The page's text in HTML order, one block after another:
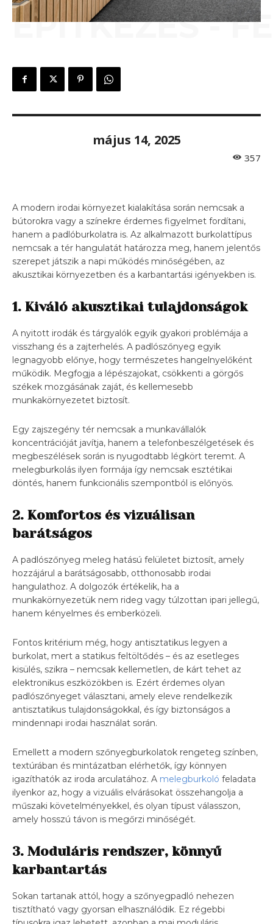
ÉPÍTKEZÉS -
május 14, 2025
357
A modern irodai környezet kialakítása során nemcsak a
bútorokra vagy a színekre érdemes figyelmet fordítani,
hanem a padlóburkolatra is. Az alkalmazott burkolattípus
nemcsak a tér hangulatát határozza meg, hanem jelentős
szerepet játszik a napi működés minőségében, az
akusztikai környezetben és a karbantartási igényekben is.
1. Kiváló akusztikai tulajdonságok
A nyitott irodák és tárgyalók egyik gyakori problémája a
visszhang és a zajterhelés. A padlószőnyeg egyik
legnagyobb előnye, hogy természetes hangelnyelőként
működik. Megfogja a lépészajokat, csökkenti a görgős
székek mozgásának zaját, és kellemesebb
munkakörnyezetet biztosít.
Egy zajszegény tér nemcsak a munkavállalók
koncentrációját javítja, hanem a telefonbeszélgetések és
megbeszélések során is nyugodtabb légkört teremt. A
melegburkolás ilyen formája így nemcsak esztétikai
döntés, hanem funkcionális szempontból is előnyös.
2. Komfortos és vizuálisan
barátságos
A padlószőnyeg meleg hatású felületet biztosít, amely
hozzájárul a barátságosabb, otthonosabb irodai
hangulathoz. A dolgozók értékelik, ha a
munkakörnyezetük nem rideg vagy túlzottan ipari jellegű,
hanem kényelmes és emberközeli.
Fontos kritérium még, hogy antisztatikus legyen a
burkolat, mert a statikus feltöltődés – és az esetleges
kisülés, szikra – nemcsak kellemetlen, de kárt tehet az
elektronikus eszközökben is. Ezért érdemes olyan
padlószőnyeget választani, amely eleve rendelkezik
antisztatikus tulajdonságokkal, és így biztonságos a
mindennapi irodai használat során.
Emellett a modern szőnyegburkolatok rengeteg színben,
textúrában és mintázatban elérhetők, így könnyen
igazíthatók az iroda arculatához. A melegburkoló feladata
ilyenkor az, hogy a vizuális elvárásokat összehangolja a
műszaki követelményekkel, és olyan típust válasszon,
amely hosszú távon is megőrzi minőségét.
3. Moduláris rendszer, könnyű
karbantartás
Sokan tartanak attól, hogy a szőnyegpadló nehezen
tisztítható vagy gyorsan elhasználódik. Ez régebbi